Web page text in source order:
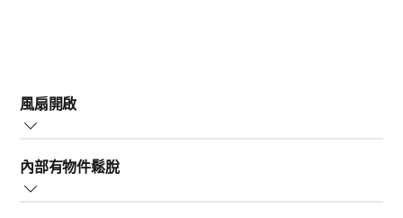
風扇開啟
飛利浦健康氣炸鍋內部有風扇，可在產品開啟時讓內部零
內部有物件鬆脫